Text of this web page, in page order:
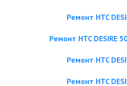
Ремонт HTC
Ремонт HTC DESIRE
Ремонт HTC
Ремонт HTC